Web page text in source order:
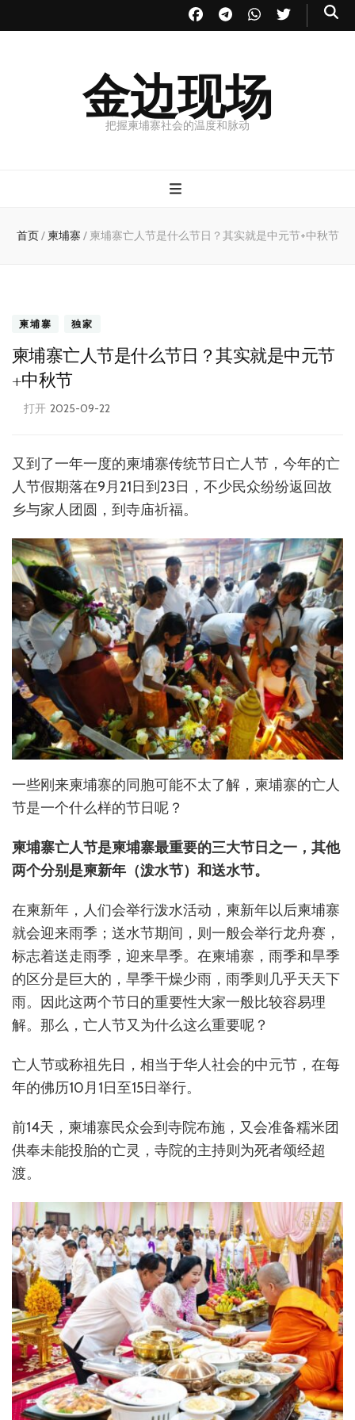
金边现场
把握柬埔寨社会的温度和脉动
首页/ 柬埔寨 / 柬埔寨亡人节是什么节日？其实就是中元节+中秋节
柬埔寨 独家
柬埔寨亡人节是什么节日？其实就是中元节
+中秋节
打开 2025-09-22
又到了一年一度的柬埔寨传统节日亡人节，今年的亡
人节假期落在9月21日到23日，不少民众纷纷返回故
乡与家人团圆，到寺庙祈福。
一些刚来柬埔寨的同胞可能不太了解，柬埔寨的亡人
节是一个什么样的节日呢？
柬埔寨亡人节是柬埔寨最重要的三大节日之一，其他
两个分别是柬新年（泼水节）和送水节。
在柬新年，人们会举行泼水活动，柬新年以后柬埔寨
就会迎来雨季；送水节期间，则一般会举行龙舟赛，
标志着送走雨季，迎来旱季。在柬埔寨，雨季和旱季
的区分是巨大的，旱季干燥少雨，雨季则几乎天天下
雨。因此这两个节日的重要性大家一般比较容易理
解。那么，亡人节又为什么这么重要呢？
亡人节或称祖先日，相当于华人社会的中元节，在每
年的佛历10月1日至15日举行。
前14天，柬埔寨民众会到寺院布施，又会准备糯米团
供奉未能投胎的亡灵，寺院的主持则为死者颂经超
渡。